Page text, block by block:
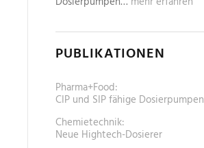
PUBLIKATIONEN
Pharma+Food:
CIP und SIP fähige Dosierpumpen
Chemietechnik:
Neue Hightech-Dosierer